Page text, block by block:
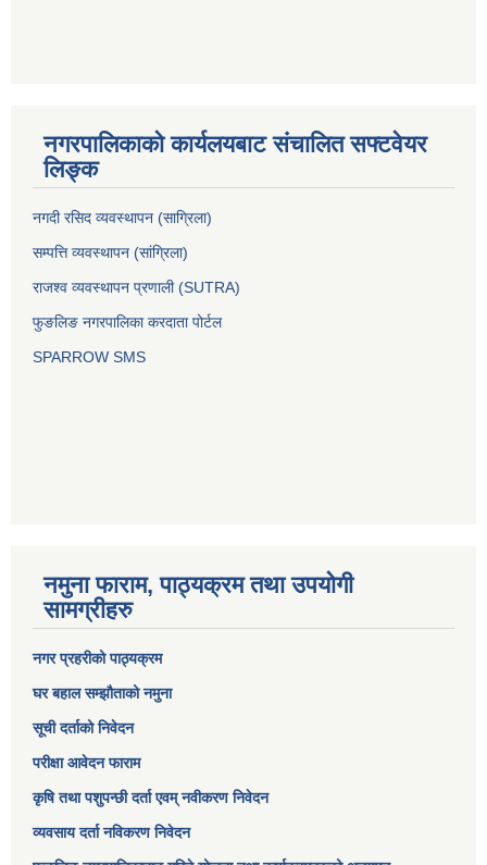
नगरपालिकाको कार्यलयबाट संचालित सफ्टवेयर
लिङ्क
नगदी रसिद व्यवस्थापन (साग्रिला)
सम्पत्ति व्यवस्थापन (सांग्रिला)
राजश्व व्यवस्थापन प्रणाली (SUTRA)
फुङलिङ नगरपालिका करदाता पोर्टल
SPARROW SMS
नमुना फाराम, पाठ्यक्रम तथा उपयोगी
सामग्रीहरु
नगर प्रहरीको पाठ्यक्रम
घर बहाल सम्झौताको नमुना
सूची दर्ताको निवेदन
परीक्षा आवेदन फाराम
कृषि तथा पशुपन्छी दर्ता एवम् नवीकरण निवेदन
व्यवसाय दर्ता नविकरण निवेदन